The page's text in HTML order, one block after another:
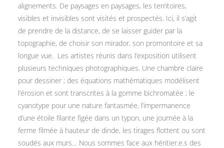
alignements. De paysages en paysages, les territoires,
visibles et invisibles sont visités et prospectés. Ici, il s’agit
de prendre de la distance, de se laisser guider par la
topographie, de choisir son mirador, son promontoire et sa
longue vue. Les artistes réunis dans l’exposition utilisent
plusieurs techniques photographiques. Une chambre claire
pour dessiner ; des équations mathématiques modélisent
l’érosion et sont transcrites à la gomme bichromatée ; le
cyanotype pour une nature fantasmée, l’impermanence
d’une étoile filante figée dans un typon, une journée à la
ferme filmée à hauteur de dinde, les tirages flottent ou sont
soudés aux murs… Nous sommes face aux héritier.e.s des